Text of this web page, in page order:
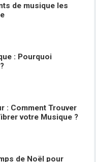
de musique les
: Pourquoi
: Comment Trouver
votre Musique ?
de Noël pour